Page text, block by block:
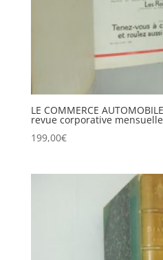
LE COMMERCE
revue corporative mensuelle
199,00€